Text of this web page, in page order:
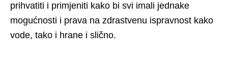
prihvatiti i primjeniti kako bi svi imali jednake
mogućnosti i prava na zdrastvenu ispravnost kako
vode, tako i hrane i slično.